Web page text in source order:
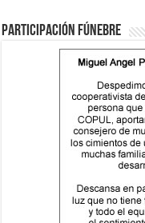
Participación fúnebre